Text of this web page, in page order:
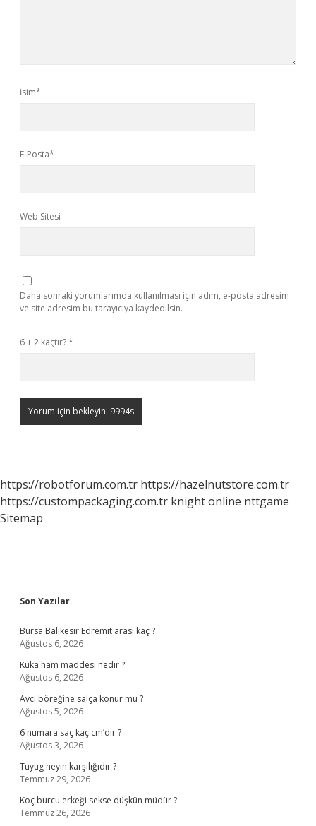
İsim*
E-Posta*
Web Sitesi
Daha sonraki yorumlarımda kullanılması için adım, e-posta adresim
ve site adresim bu tarayıcıya kaydedilsin.
6 + 2 kaçtır?*
https://robotforum.com.tr https://hazelnutstore.com.tr
https://custompackaging.com.tr knight online nttgame
Sitemap
Sidebar
Son Yazılar
Bursa Balıkesir Edremit arası kaç ?
Ağustos 6, 2026
Kuka ham maddesi nedir ?
Ağustos 6, 2026
Avcı böreğine salça konur mu ?
Ağustos 5, 2026
6 numara saç kaç cm’dir ?
Ağustos 3, 2026
Tuyug neyin karşılığıdır ?
Temmuz 29, 2026
Koç burcu erkeği sekse düşkün müdür ?
Temmuz 26, 2026